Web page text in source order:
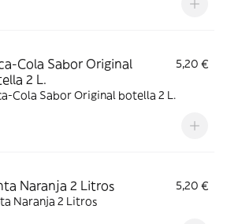
Cola Sabor Original
2 L.
5,20 €
Cola Sabor Original botella 2 L.
Naranja 2 Litros
5,20 €
Naranja 2 Litros